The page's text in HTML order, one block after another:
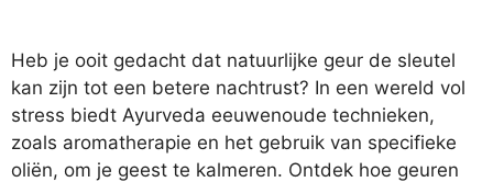
Heb je ooit gedacht dat natuurlijke geur de sleutel
kan zijn tot een betere nachtrust? In een wereld vol
stress biedt Ayurveda eeuwenoude technieken,
zoals aromatherapie en het gebruik van specifieke
oliën, om je geest te kalmeren. Ontdek hoe geuren